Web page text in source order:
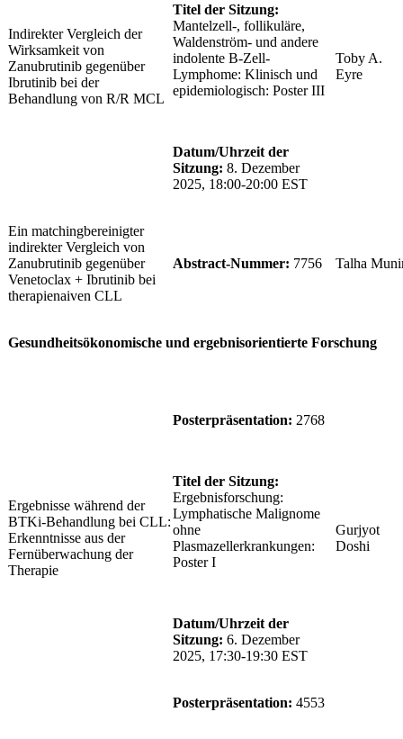
Indirekter Vergleich der
Wirksamkeit von
Zanubrutinib gegenüber
Ibrutinib bei der
Behandlung von R/R MCL
Titel der Sitzung:
Mantelzell-, follikuläre,
Waldenström- und andere
indolente B-Zell-
Lymphome: Klinisch und
epidemiologisch: Poster III
Datum/Uhrzeit der
Sitzung: 8. Dezember
2025, 18:00-20:00 EST
Toby A.
Eyre
Ein matchingbereinigter
indirekter Vergleich von
Zanubrutinib gegenüber
Venetoclax + Ibrutinib bei
therapienaiven CLL
Abstract-Nummer: 7756 Talha
Gesundheitsökonomische und ergebnisorientierte Forschung
Ergebnisse während der
BTKi-Behandlung bei CLL:
Erkenntnisse aus der
Fernüberwachung der
Therapie
Posterpräsentation: 2768
Titel der Sitzung:
Ergebnisforschung:
Lymphatische Malignome
ohne
Plasmazellerkrankungen:
Poster I
Datum/Uhrzeit der
Sitzung: 6. Dezember
2025, 17:30-19:30 EST
Gurjyot
Doshi
Posterpräsentation: 4553